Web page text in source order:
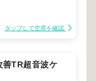
タップして空席を確認
善TR超音波ケ